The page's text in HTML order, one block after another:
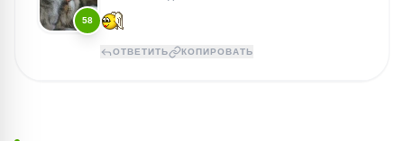
58
ОТВЕТИТЬ КОПИРОВАТЬ